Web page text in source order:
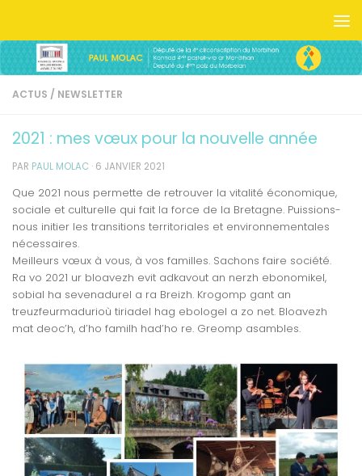
ACTUS / NEWSLETTER
2021 : mes vœux pour la nouvelle année
PAR PAUL MOLAC · 6 JANVIER 2021
Que 2021 nous permette de retrouver la vitalité économique,
sociale et culturelle qui fait la force de la Bretagne. Puissions-
nous initier les transitions territoriales et environnementales
nécessaires.
Meilleurs vœux à vous, à vos familles. Sachons faire société.
Ra vo 2021 ur bloavezh evit adkavout an nerzh ebonomikel,
sobial ha sevenadurel a ra Breizh. Krogomp gant an
treuzfeurmadurioù tiriadel hag ebologel a zo net. Bloavezh
mat deoc’h, d’ho familh had’ho re. Greomp asambles.